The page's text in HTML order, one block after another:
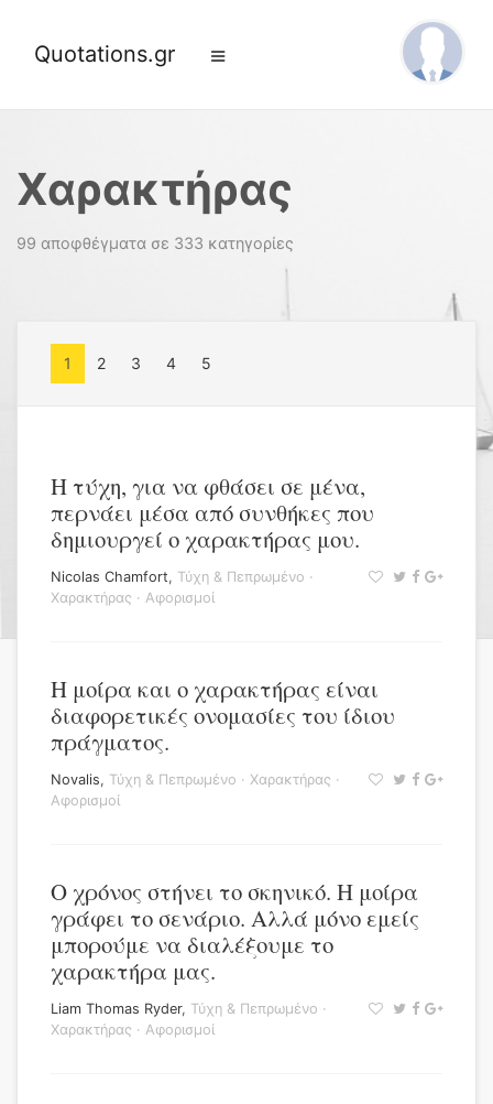
Quotations.gr
Χαρακτήρας
99 αποφθέγματα σε 333 κατηγορίες
1 2 3 4 5
Η τύχη, για να φθάσει σε μένα,
περνάει μέσα από συνθήκες που
δημιουργεί ο χαρακτήρας μου.
Nicolas Chamfort, Τύχη & Πεπρωμένο ·
Χαρακτήρας · Αφορισμοί
Η μοίρα και ο χαρακτήρας είναι
διαφορετικές ονομασίες του ίδιου
πράγματος.
Novalis, Τύχη & Πεπρωμένο · Χαρακτήρας ·
Αφορισμοί
Ο χρόνος στήνει το σκηνικό. Η μοίρα
γράφει το σενάριο. Αλλά μόνο εμείς
μπορούμε να διαλέξουμε το
χαρακτήρα μας.
Liam Thomas Ryder, Τύχη & Πεπρωμένο ·
Χαρακτήρας · Αφορισμοί